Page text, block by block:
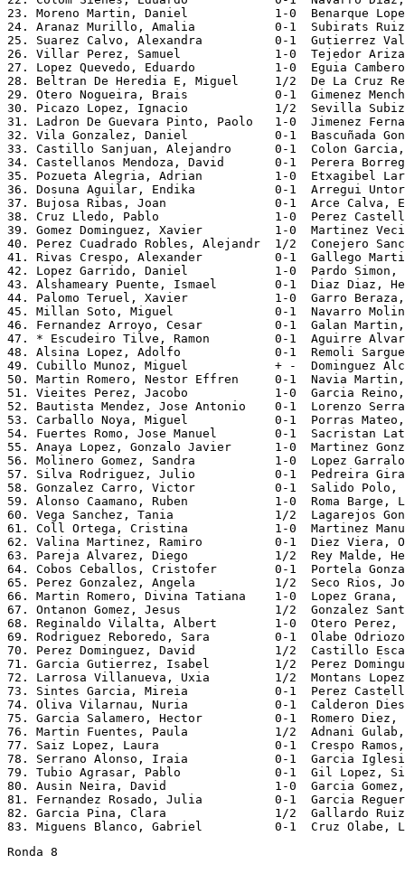
23. Moreno Martin, Daniel            1-0  Benarque
24. Aranaz Murillo, Amalia           0-1  Subirats
25. Suarez Calvo, Alexandra          0-1  Gutierrez
26. Villar Perez, Samuel             1-0  Tejedor
27. Lopez Quevedo, Eduardo           1-0  Eguia
28. Beltran De Heredia E, Miguel     1/2  De La Cruz
29. Otero Nogueira, Brais            0-1  Gimenez
30. Picazo Lopez, Ignacio            1/2  Sevilla
31. Ladron De Guevara Pinto, Paolo   1-0  Jimenez
32. Vila Gonzalez, Daniel            0-1  Bascuñada
33. Castillo Sanjuan, Alejandro      0-1  Colon Garcia,
34. Castellanos Mendoza, David       0-1  Perera
35. Pozueta Alegria, Adrian          1-0  Etxagibel
36. Dosuna Aguilar, Endika           0-1  Arregui
37. Bujosa Ribas, Joan               0-1  Arce Calva,
38. Cruz Lledo, Pablo                1-0  Perez
39. Gomez Dominguez, Xavier          1-0  Martinez
40. Perez Cuadrado Robles, Alejandr  1/2  Conejero
41. Rivas Crespo, Alexander          0-1  Gallego
42. Lopez Garrido, Daniel            1-0  Pardo Simon,
43. Alshameary Puente, Ismael        0-1  Diaz Diaz,
44. Palomo Teruel, Xavier            1-0  Garro
45. Millan Soto, Miguel              0-1  Navarro
46. Fernandez Arroyo, Cesar          0-1  Galan
47. * Escudeiro Tilve, Ramon         0-1  Aguirre
48. Alsina Lopez, Adolfo             0-1  Remoli
49. Cubillo Munoz, Miguel            + -  Dominguez
50. Martin Romero, Nestor Effren     0-1  Navia
51. Vieites Perez, Jacobo            1-0  Garcia Reino,
52. Bautista Mendez, Jose Antonio    0-1  Lorenzo
53. Carballo Noya, Miguel            0-1  Porras Mateo,
54. Fuertes Romo, Jose Manuel        0-1  Sacristan
55. Anaya Lopez, Gonzalo Javier      1-0  Martinez
56. Molinero Gomez, Sandra           1-0  Lopez
57. Silva Rodriguez, Julio           0-1  Pedreira
58. Gonzalez Carro, Victor           0-1  Salido Polo,
59. Alonso Caamano, Ruben            1-0  Roma Barge,
60. Vega Sanchez, Tania              1/2  Lagarejos
61. Coll Ortega, Cristina            1-0  Martinez
62. Valina Martinez, Ramiro          0-1  Diez Viera,
63. Pareja Alvarez, Diego            1/2  Rey Malde,
64. Cobos Ceballos, Cristofer        0-1  Portela
65. Perez Gonzalez, Angela           1/2  Seco Rios,
66. Martin Romero, Divina Tatiana    1-0  Lopez Grana,
67. Ontanon Gomez, Jesus             1/2  Gonzalez
68. Reginaldo Vilalta, Albert        1-0  Otero Perez,
69. Rodriguez Reboredo, Sara         0-1  Olabe
70. Perez Dominguez, David           1/2  Castillo
71. Garcia Gutierrez, Isabel         1/2  Perez
72. Larrosa Villanueva, Uxia         1/2  Montans
73. Sintes Garcia, Mireia            0-1  Perez
74. Oliva Vilarnau, Nuria            0-1  Calderon
75. Garcia Salamero, Hector          0-1  Romero Diez,
76. Martin Fuentes, Paula            1/2  Adnani Gulab,
77. Saiz Lopez, Laura                0-1  Crespo Ramos,
78. Serrano Alonso, Iraia            0-1  Garcia
79. Tubio Agrasar, Pablo             0-1  Gil Lopez,
80. Ausin Neira, David               1-0  Garcia Gomez,
81. Fernandez Rosado, Julia          0-1  Garcia
82. Garcia Pina, Clara               1/2  Gallardo
Ronda 8